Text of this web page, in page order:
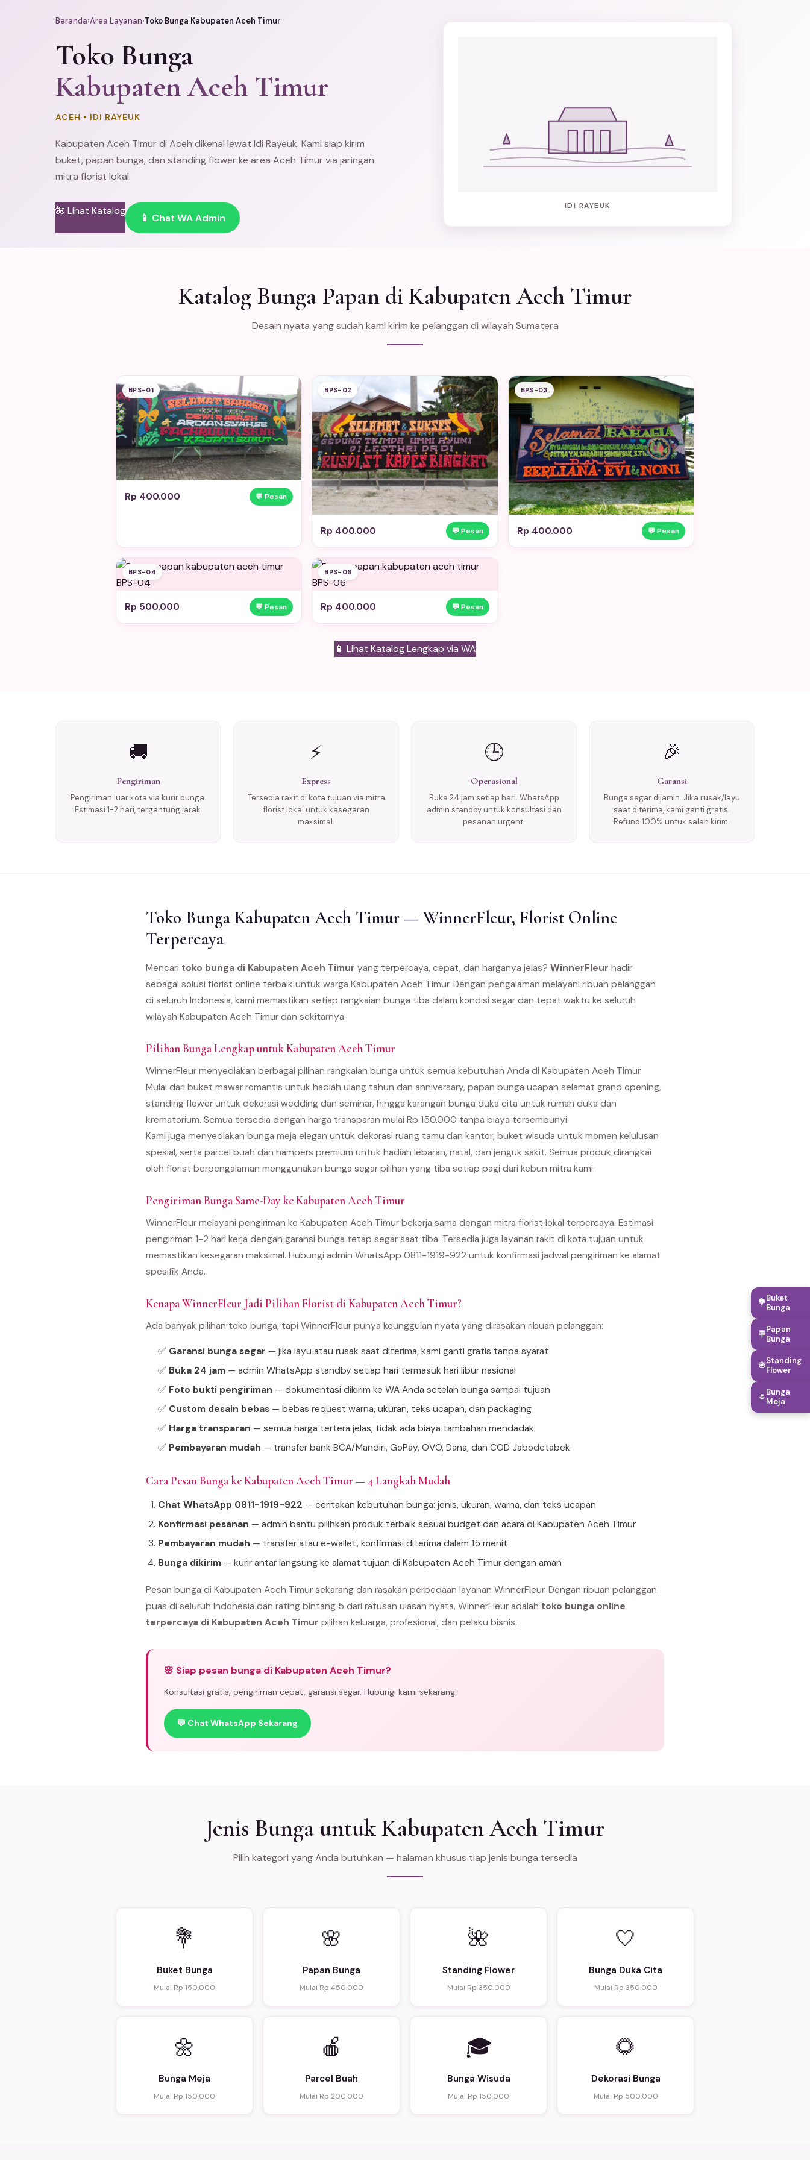
Beranda›Area Layanan›Toko Bunga Kabupaten Aceh Timur
Toko Bunga
Kabupaten Aceh Timur
ACEH • IDI RAYEUK
Kabupaten Aceh Timur di Aceh dikenal lewat Idi Rayeuk. Kami siap kirim
buket, papan bunga, dan standing flowerke area Aceh Timur via jaringan
mitra florist lokal.
🌺 Lihat Katalog
📱 Chat WA Admin
IDI RAYEUK
Katalog Bunga Papan di Kabupaten Aceh Timur
Desain nyata yang sudah kami kirim ke pelanggan di wilayah Sumatera
BPS-01
Rp 400.000 💬 Pesan
BPS-02
Rp 400.000 💬 Pesan
BPS-03
Rp 400.000 💬 Pesan
BPS-04
Rp 500.000 💬 Pesan
BPS-06
Rp 400.000 💬 Pesan
📱 Lihat Katalog Lengkap via WA
🚚
Pengiriman
Pengiriman luar kota via kurir bunga.
Estimasi 1-2 hari, tergantung jarak.
⚡
Express
Tersedia rakit di kota tujuan via mitra
florist lokal untuk kesegaran
maksimal.
🕒
Operasional
Buka 24 jam setiap hari. WhatsApp
admin standby untuk konsultasi dan
pesanan urgent.
🎉
Garansi
Bunga segar dijamin. Jika rusak/layu
saat diterima, kami ganti gratis.
Refund 100% untuk salah kirim.
Toko Bunga Kabupaten Aceh Timur — WinnerFleur, Florist Online
Terpercaya
Mencari toko bunga di Kabupaten Aceh Timur yang terpercaya, cepat, dan harganya jelas? WinnerFleur hadir
sebagai solusi florist online terbaik untuk warga Kabupaten Aceh Timur. Dengan pengalaman melayani ribuan pelanggan
di seluruh Indonesia, kami memastikan setiap rangkaian bunga tiba dalam kondisi segar dan tepat waktu ke seluruh
wilayah Kabupaten Aceh Timur dan sekitarnya.
Pilihan Bunga Lengkap untuk Kabupaten Aceh Timur
WinnerFleur menyediakan berbagai pilihan rangkaian bunga untuk semua kebutuhan Anda di Kabupaten Aceh Timur.
Mulai dari buket mawar romantis untuk hadiah ulang tahun dan anniversary, papan bunga ucapan selamat grand opening,
standing flower untuk dekorasi wedding dan seminar, hingga karangan bunga duka cita untuk rumah duka dan
krematorium. Semua tersedia dengan harga transparan mulai Rp 150.000 tanpa biaya tersembunyi.
Kami juga menyediakan bunga meja elegan untuk dekorasi ruang tamu dan kantor, buket wisuda untuk momen kelulusan
spesial, serta parcel buah dan hampers premium untuk hadiah lebaran, natal, dan jenguk sakit. Semua produk dirangkai
oleh florist berpengalaman menggunakan bunga segar pilihan yang tiba setiap pagi dari kebun mitra kami.
Pengiriman Bunga Same-Day ke Kabupaten Aceh Timur
WinnerFleur melayani pengiriman ke Kabupaten Aceh Timur bekerja sama dengan mitra florist lokal terpercaya. Estimasi
pengiriman 1-2 hari kerja dengan garansi bunga tetap segar saat tiba. Tersedia juga layanan rakit di kota tujuan untuk
memastikan kesegaran maksimal. Hubungi admin WhatsApp 0811-1919-922 untuk konfirmasi jadwal pengiriman ke alamat
spesifik Anda.
Kenapa WinnerFleur Jadi Pilihan Florist di Kabupaten Aceh Timur?
Ada banyak pilihan toko bunga, tapi WinnerFleur punya keunggulan nyata yang dirasakan ribuan pelanggan:
✅ Garansi bunga segar — jika layu atau rusak saat diterima, kami ganti gratis tanpa syarat
✅ Buka 24 jam — admin WhatsApp standby setiap hari termasuk hari libur nasional
✅ Foto bukti pengiriman — dokumentasi dikirim ke WA Anda setelah bunga sampai tujuan
✅ Custom desain bebas — bebas request warna, ukuran, teks ucapan, dan packaging
✅ Harga transparan — semua harga tertera jelas, tidak ada biaya tambahan mendadak
✅ Pembayaran mudah — transfer bank BCA/Mandiri, GoPay, OVO, Dana, dan COD Jabodetabek
Cara Pesan Bunga ke Kabupaten Aceh Timur — 4 Langkah Mudah
Chat WhatsApp 0811-1919-922 — ceritakan kebutuhan bunga: jenis, ukuran, warna, dan teks ucapan
Konfirmasi pesanan — admin bantu pilihkan produk terbaik sesuai budget dan acara di Kabupaten Aceh Timur
Pembayaran mudah — transfer atau e-wallet, konfirmasi diterima dalam 15 menit
Bunga dikirim — kurir antar langsung ke alamat tujuan di Kabupaten Aceh Timur dengan aman
Pesan bunga di Kabupaten Aceh Timur sekarang dan rasakan perbedaan layanan WinnerFleur. Dengan ribuan pelanggan
puas di seluruh Indonesia dan rating bintang 5 dari ratusan ulasan nyata, WinnerFleur adalah toko bunga online
terpercaya di Kabupaten Aceh Timur pilihan keluarga, profesional, dan pelaku bisnis.
🌸 Siap pesan bunga di Kabupaten Aceh Timur?
Konsultasi gratis, pengiriman cepat, garansi segar. Hubungi kami sekarang!
💬 Chat WhatsApp Sekarang
Jenis Bunga untuk Kabupaten Aceh Timur
Pilih kategori yang Anda butuhkan — halaman khusus tiap jenis bunga tersedia
💐
Buket Bunga
Mulai Rp 150.000
🌸
Papan Bunga
Mulai Rp 450.000
🌺
Standing Flower
Mulai Rp 350.000
🤍
Bunga Duka Cita
Mulai Rp 350.000
🌼
Bunga Meja
Mulai Rp 150.000
🍎
Parcel Buah
Mulai Rp 200.000
🎓
Bunga Wisuda
Mulai Rp 150.000
🌻
Dekorasi Bunga
Mulai Rp 500.000
💐Buket
Bunga
🪧Papan
Bunga
🌸Standing
Flower
🌷Bunga
Meja